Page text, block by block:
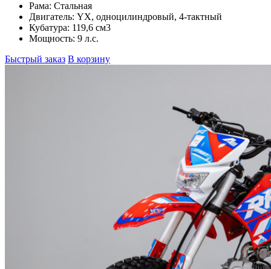
Рама: Стальная
Двигатель: YX, одноцилиндровый, 4-тактный
Кубатура: 119,6 см3
Мощность: 9 л.с.
Быстрый заказ В корзину